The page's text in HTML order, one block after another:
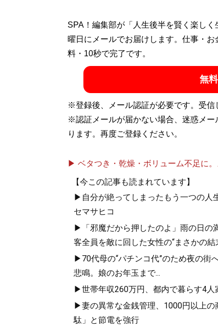
SPA！編集部が「人生後半を賢く楽し
曜日にメールでお届けします。仕事・
料・10秒で完了です。
無
※登録後、メール認証が必要です。受信
※認証メールが届かない場合、迷惑メー
ります。再度ご登録ください。
▶ ベタつき・乾燥・ボリューム不足に
【今この記事も読まれています】
▶自分が絶ってしまったもう一つの人
セマサヒコ
▶「邪魔だから押したのよ」雨の日の
客全員を敵に回した女性の“まさかの結
▶70代母の“パチンコ代”のため夜の街
悲鳴。娘のお年玉まで...
▶世帯年収260万円、都内で暮らす4人
▶妻の異常な金銭管理、1000円以上の
駄」と節電を強行